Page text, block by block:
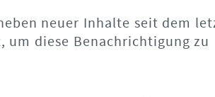
neuer Inhalte seit dem
um diese Benachrichtigung zu